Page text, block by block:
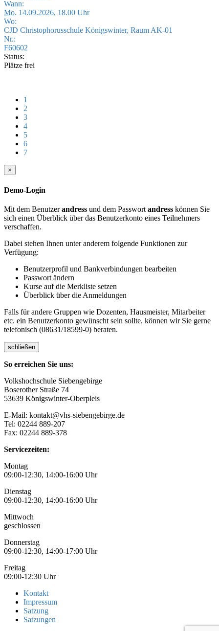
Wann:
Mo. 14.09.2026, 18.00 Uhr
Wo:
CJD Christophorusschule Königswinter, Raum AK-01
Nr.:
F60602
Status:
Plätze frei
1
2
3
4
5
6
7
×
Demo-Login
Mit dem Benutzerandress und dem Passwort andress können Sie
sich einen Überblick über das Benutzerkonto eines Teilnehmers
verschaffen.
Dabei stehen Ihnen unter anderem folgende Funktionen zur
Verfügung:
Benutzerprofil und Bankverbindungen bearbeiten
Passwort ändern
Kurse auf die Merkliste setzen
Überblick über die Anmeldungen
Falls für andere Gruppen wie Dozenten, Hausmeister, Mitarbeiter
etc. ein Benutzerkonto gewünscht sein sollte, können wir Sie gerne
telefonisch (08631/18599-0) beraten.
schließen
So erreichen Sie uns:
Volkshochschule Siebengebirge
Boserother Straße 74
53639 Königswinter-Oberpleis
E-Mail: kontakt@vhs-siebengebirge.de
Tel: 02244 889-207
Fax: 02244 889-378
Servicezeiten:
Montag
09:00-12:30, 14:00-16:00 Uhr
Dienstag
09:00-12:30, 14:00-16:00 Uhr
Mittwoch
geschlossen
Donnerstag
09:00-12:30, 14:00-17:00 Uhr
Freitag
09:00-12:30 Uhr
Kontakt
Impressum
Satzung
Satzungen